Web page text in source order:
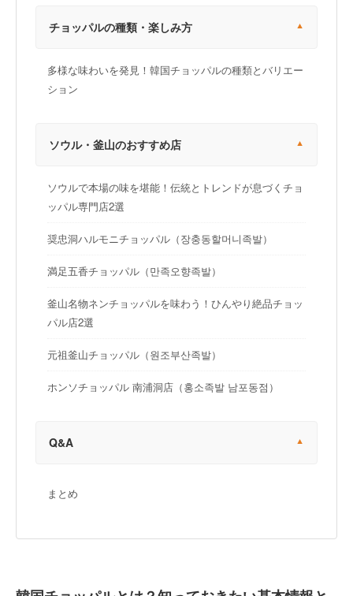
チョッパルの種類・楽しみ方
多様な味わいを発見！韓国チョッパルの種類とバリエー
ション
ソウル・釜山のおすすめ店
ソウルで本場の味を堪能！伝統とトレンドが息づくチョ
ッパル専門店2選
奨忠洞ハルモニチョッパル（장충동할머니족발）
満足五香チョッパル（만족오향족발）
釜山名物ネンチョッパルを味わう！ひんやり絶品チョッ
パル店2選
元祖釜山チョッパル（원조부산족발）
ホンソチョッパル 南浦洞店（홍소족발 남포동점）
Q&A
まとめ